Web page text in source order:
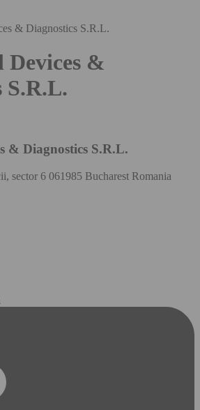
& Diagnostics S.R.L.
Devices &
S.R.L.
& Diagnostics S.R.L.
sector 6 061985 Bucharest Romania